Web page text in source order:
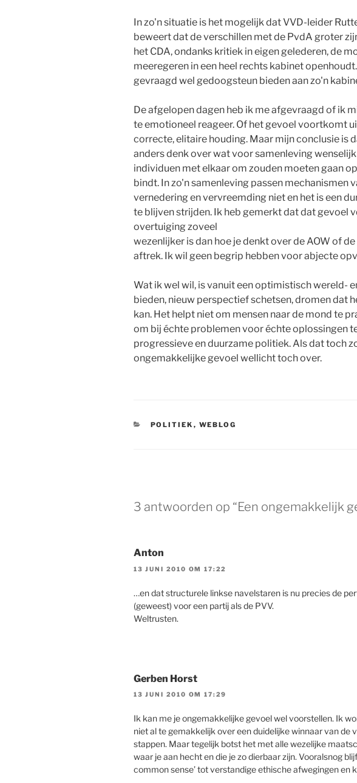
In zo'n situatie is het mogelijk dat VVD-leider
beweert dat de verschillen met de PvdA groter
het CDA, ondanks kritiek in eigen gelederen, de
meeregeren in een heel rechts kabinet
gevraagd wel gedoogsteun bieden aan zo'n
De afgelopen dagen heb ik me afgevraagd of ik
te emotioneel reageer. Of het gevoel voortkomt
correcte, elitaire houding. Maar mijn conclusie is
anders denk over wat voor samenleving wenselijk
individuen met elkaar om zouden moeten gaan
bindt. In zo'n samenleving passen mechanismen
vernedering en vervreemding niet en het is een
te blijven strijden. Ik heb gemerkt dat dat gevoel
overtuiging zoveel
wezenlijker is dan hoe je denkt over de AOW of
aftrek. Ik wil geen begrip hebben voor abjecte
Wat ik wel wil, is vanuit een optimistisch wereld-
bieden, nieuw perspectief schetsen, dromen dat
kan. Het helpt niet om mensen naar de mond te
om bij échte problemen voor échte oplossingen
progressieve en duurzame politiek. Als dat toch
ongemakkelijke gevoel wellicht toch over.
CATEGORIEËN
POLITIEK , WEBLOG
3 antwoorden op “Een ongemakkelijk
Anton
13 JUNI 2010 OM 17:22
…en dat structurele linkse navelstaren is nu precies de
(geweest) voor een partij als de PVV.
Weltrusten.
Gerben Horst
13 JUNI 2010 OM 17:29
Ik kan me je ongemakkelijke gevoel wel voorstellen. Ik
niet al te gemakkelijk over een duidelijke winnaar van de
stappen. Maar tegelijk botst het met alle wezelijke
waar je aan hecht en die je zo dierbaar zijn. Vooralsnog
common sense’ tot verstandige ethische afwegingen en